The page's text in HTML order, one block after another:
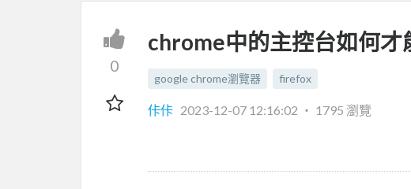
0
chrome中的主控台如何才
google chrome瀏覽器 firefox
佧佧 2023-12-07 12:16:02 ‧ 1795 瀏覽